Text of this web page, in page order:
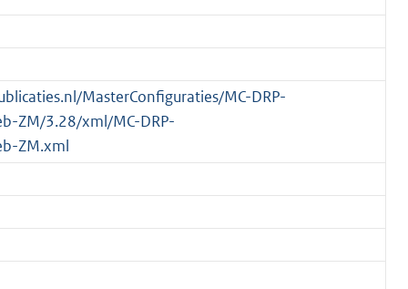
MasterConfiguraties/MC-DRP-
ZM/3.28/xml/MC-DRP-
ZM.xml